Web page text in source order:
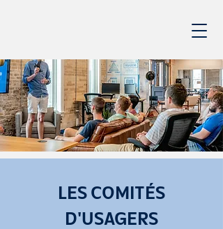
LES COMITÉS
D'USAGERS